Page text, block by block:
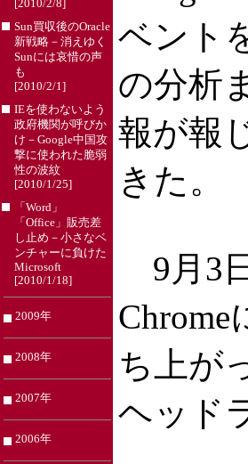
[2010/2/8]
Sun買収後のOracle
新戦略－消えゆく
Sunには哀惜の声
も
[2010/2/1]
IEを使わないよう
政府機関が呼びか
け－Google中国攻
撃に使われた脆弱
性の波紋
[2010/1/25]
「Word」
「Office」販売差
し止め－小さなベ
ンチャーに負けた
Microsoft
[2010/1/18]
2009年
2008年
2007年
2006年
ベント
の分析
報が報
きた。
9月3
ち上が
ヘッド